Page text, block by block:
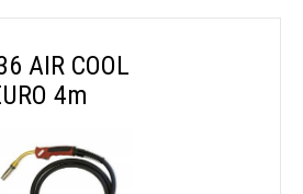
AIR COOL
4m